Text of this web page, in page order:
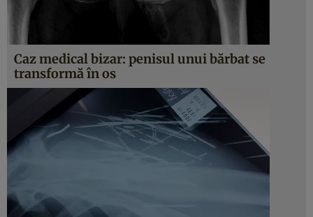
Caz medical bizar: penisul unui bărbat se
transformă în os